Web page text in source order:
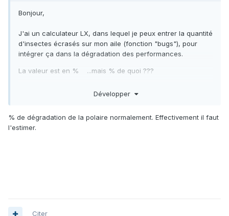
Bonjour,
J'ai un calculateur LX, dans lequel je peux entrer la quantité
d'insectes écrasés sur mon aile (fonction "bugs"), pour
intégrer ça dans la dégradation des performances.
La valeur est en % ...mais % de quoi ???
Développer
% de dégradation de la polaire normalement. Effectivement il faut
l'estimer.
Citer